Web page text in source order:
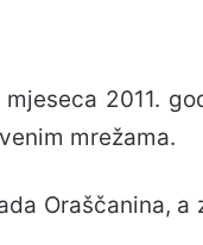
2011.
mrežama.
Oraščanina,